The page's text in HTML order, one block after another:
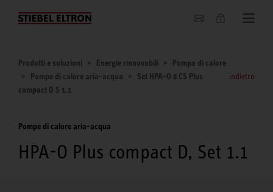
Chi siamo
Prodotti e soluzioni Energie rinnovabili
Pompa di calore
Pompe di calore aria-acqua
Set HPA-O 8 CS Plus
compact D S 1.1
indietro
Pompe di calore aria-acqua
HPA-O Plus compact D, Set 1.1